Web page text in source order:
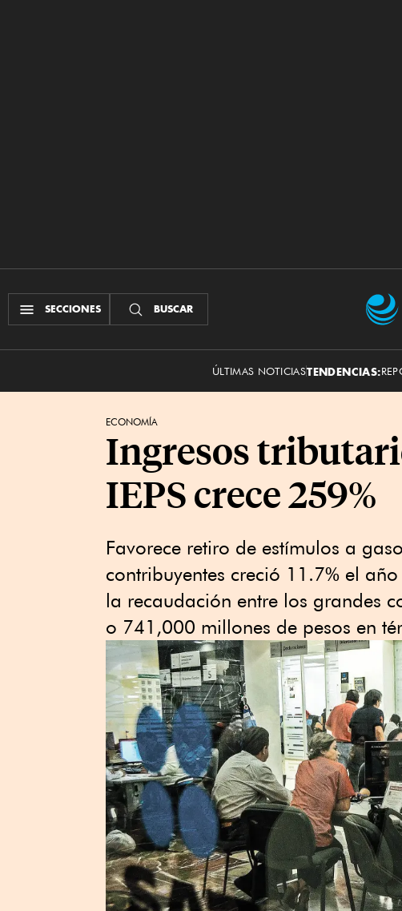
SECCIONES BUSCAR
ÚLTIMAS NOTICIASTENDENCIAS:
ECONOMÍA
Ingresos
IEPS crece 259%
Favorece retiro de estímulos a
contribuyentes creció 11.7% el
la recaudación entre los grandes
o 741,000 millones de pesos en